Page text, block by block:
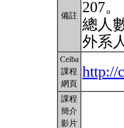
備註
207。
總人
外系
Ceiba
課程
網頁
http://
課程
簡介
影片